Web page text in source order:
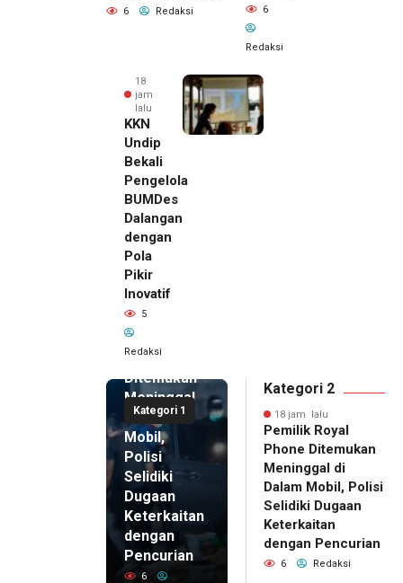
6 Redaksi 6
Redaksi
18
jam
lalu
KKN
Undip
Bekali
Pengelola
BUMDes
Dalangan
dengan
Pola
Pikir
Inovatif
5
Redaksi
Kategori 1
18 jam lalu
Pemilik
Royal
Phone
Ditemukan
Meninggal
di Dalam
Mobil,
Polisi
Selidiki
Dugaan
Keterkaitan
dengan
Pencurian
6
Kategori 2
18 jam lalu
Pemilik Royal
Phone Ditemukan
Meninggal di
Dalam Mobil, Polisi
Selidiki Dugaan
Keterkaitan
dengan Pencurian
6 Redaksi